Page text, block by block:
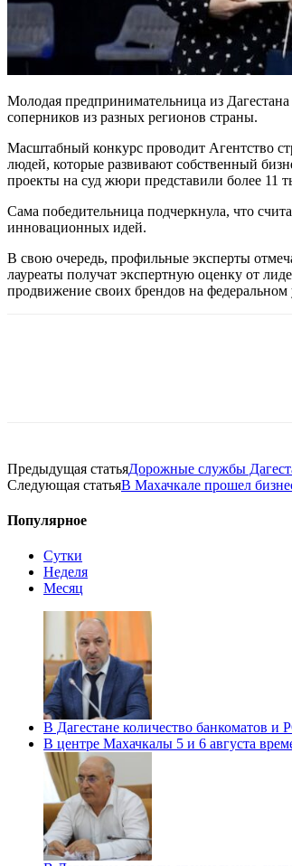
Молодая предпринимательница из
соперников из разных регионов страны.
Масштабный конкурс проводит Агентство
людей, которые развивают собственный
проекты на суд жюри представили более 11
Сама победительница подчеркнула, что
инновационных идей.
В свою очередь, профильные эксперты
лауреаты получат экспертную оценку от
продвижение своих брендов на федеральном
Предыдущая статьяДорожные службы
Следующая статьяВ Махачкале прошел
Популярное
Сутки
Неделя
Месяц
В Дагестане количество банкоматов и
В центре Махачкалы 5 и 6 августа